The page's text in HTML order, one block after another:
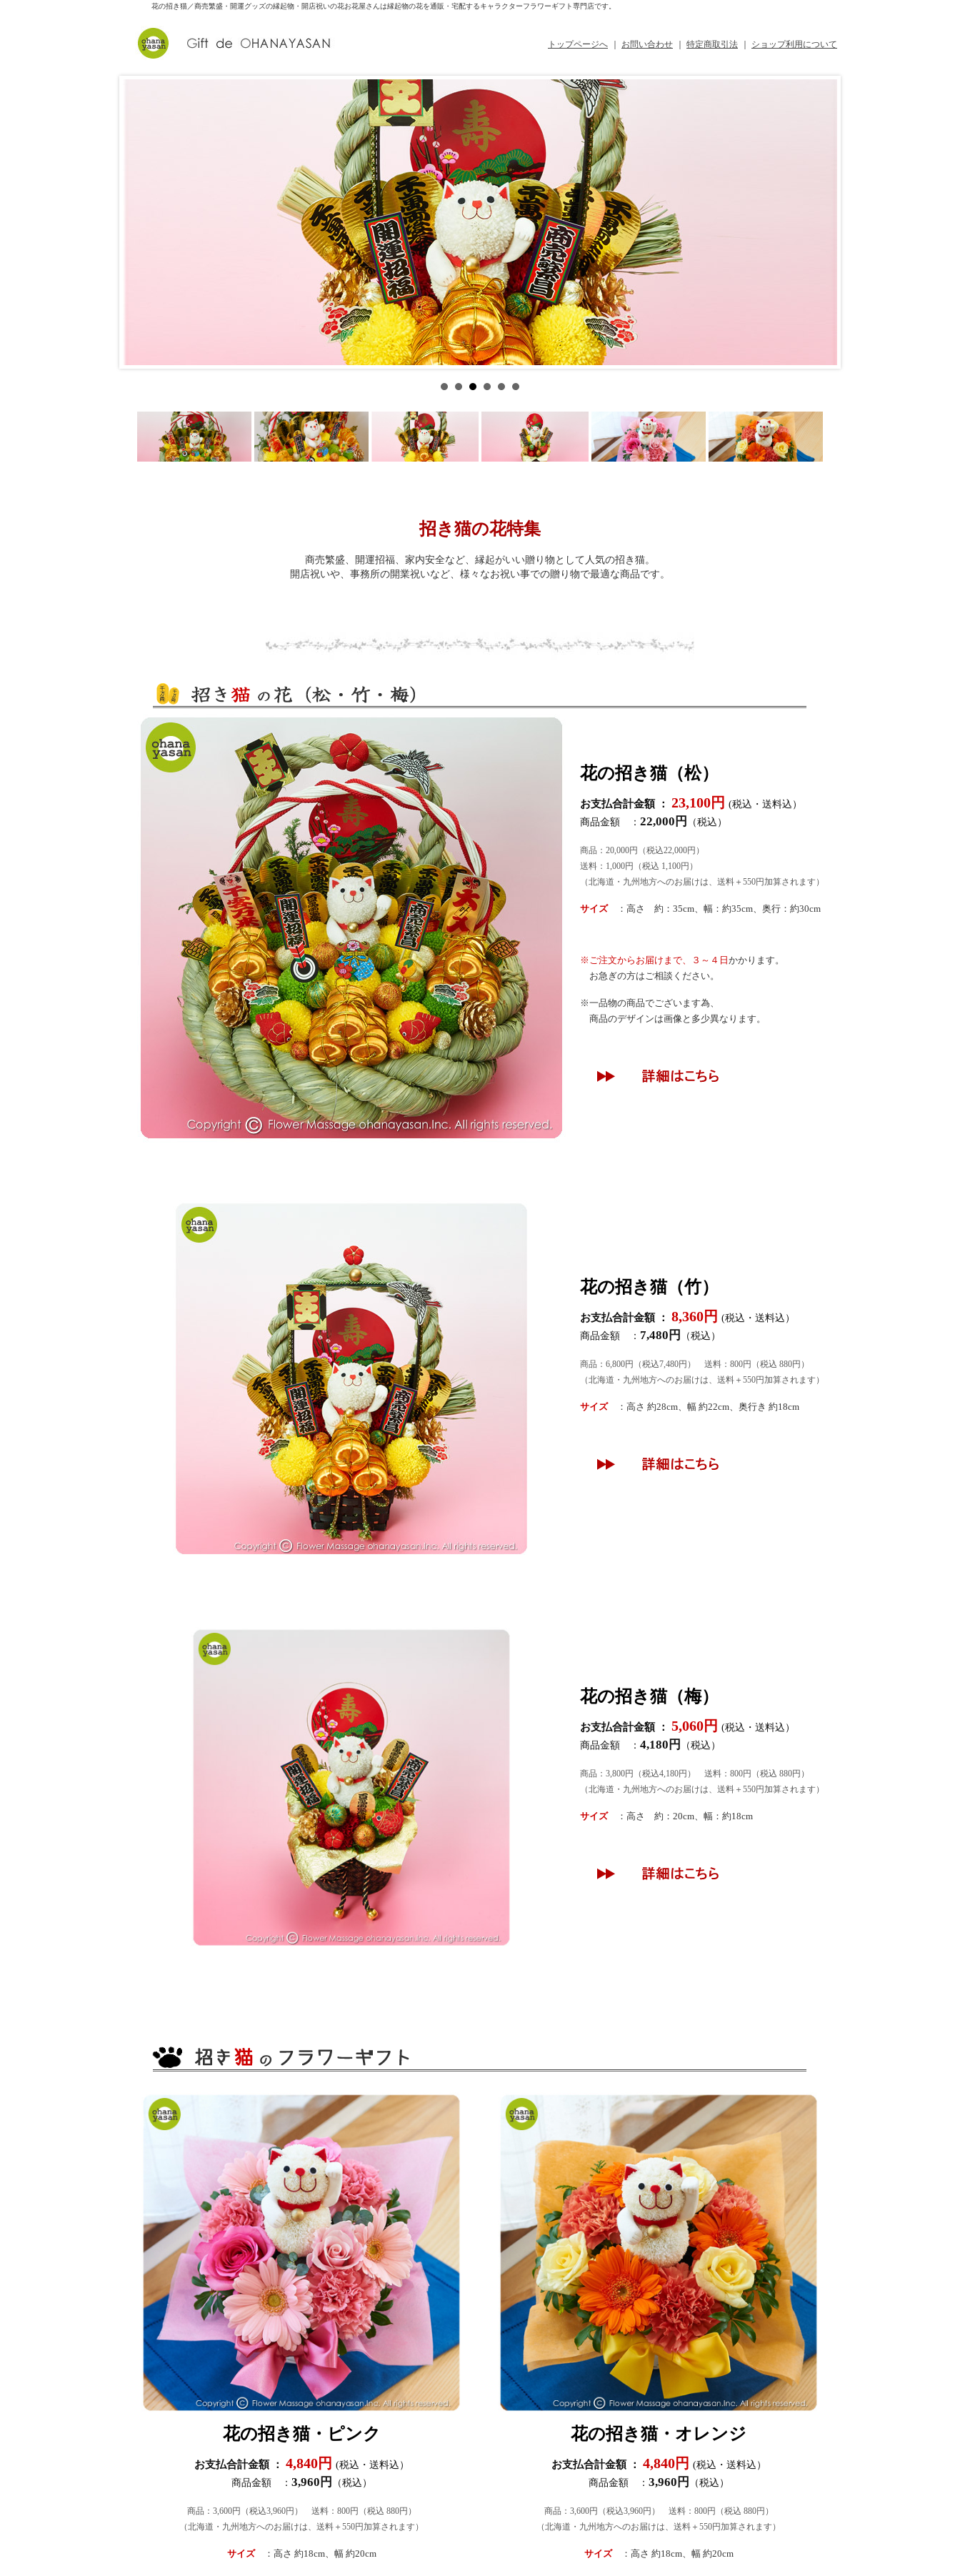
花の招き猫／商売繁盛・開運グッズの縁起物・開店祝いの花お花屋さんは縁起物の花を通販・宅配するキャラクターフラワーギフト専門店です。
トップページへ お問い合わせ 特定商取引法 ショップ利用について
招き猫の花特集
商売繁盛、開運招福、家内安全など、縁起がいい贈り物として人気の招き猫。
開店祝いや、事務所の開業祝いなど、様々なお祝い事での贈り物で最適な商品です。
花の招き猫（松）
お支払合計金額 ： 23,100円 (税込・送料込）
商品金額 ： 22,000円 （税込）
商品：20,000円（税込22,000円）
送料：1,000円（税込 1,100円）
（北海道・九州地方へのお届けは、送料＋550円加算されます）
サイズ：高さ 約：35cm、幅：約35cm、奥行：約30cm
※ご注文からお届けまで、３～４日 かかります。
お急ぎの方はご相談ください。
※一品物の商品でございます為、
商品のデザインは画像と多少異なります。
花の招き猫（竹）
お支払合計金額 ： 8,360円 (税込・送料込）
商品金額 ： 7,480円 （税込）
商品：6,800円（税込7,480円） 送料：800円（税込 880円）
（北海道・九州地方へのお届けは、送料＋550円加算されます）
サイズ：高さ 約28cm、幅 約22cm、奥行き 約18cm
花の招き猫（梅）
お支払合計金額 ： 5,060円 (税込・送料込）
商品金額 ： 4,180円 （税込）
商品：3,800円（税込4,180円） 送料：800円（税込 880円）
（北海道・九州地方へのお届けは、送料＋550円加算されます）
サイズ：高さ 約：20cm、幅：約18cm
花の招き猫・ピンク
お支払合計金額 ： 4,840円 (税込・送料込）
商品金額 ： 3,960円 （税込）
商品：3,600円（税込3,960円） 送料：800円（税込 880円）
（北海道・九州地方へのお届けは、送料＋550円加算されます）
サイズ：高さ 約18cm、幅 約20cm
花の招き猫・オレンジ
お支払合計金額 ： 4,840円 (税込・送料込）
商品金額 ： 3,960円 （税込）
商品：3,600円（税込3,960円） 送料：800円（税込 880円）
（北海道・九州地方へのお届けは、送料＋550円加算されます）
サイズ：高さ 約18cm、幅 約20cm